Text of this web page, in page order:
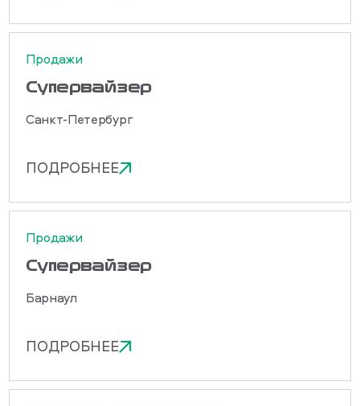
Продажи
Cупервайзер
Санкт-Петербург
ПОДРОБНЕЕ
Продажи
Cупервайзер
Барнаул
ПОДРОБНЕЕ